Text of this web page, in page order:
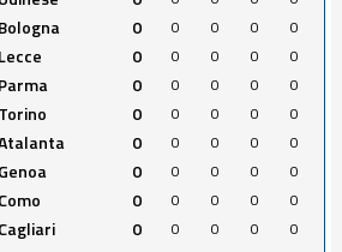
Bologna 0 0 0 0
0
Lecce 0 0 0 0
0
Parma 0 0 0 0
0
Torino 0 0 0 0
0
0 0 0 0
0
Genoa 0 0 0 0
0
Como 0 0 0 0
0
Cagliari 0 0 0 0
0